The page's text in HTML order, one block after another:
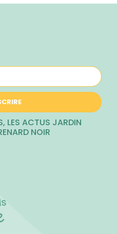
LES ACTUS JARDIN
NOIR